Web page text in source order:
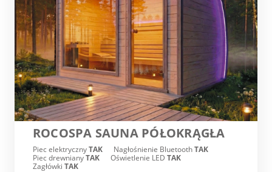
ROCOSPA SAUNA PÓŁOKRĄGŁA
Piec elektrycznyTAK Nagłośnienie BluetoothTAK
Piec drewnianyTAK Oświetlenie LED TAK
Zagłówki TAK